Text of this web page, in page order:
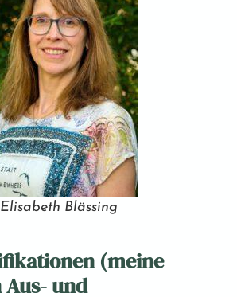
Elisabeth Blässing
(meine
und